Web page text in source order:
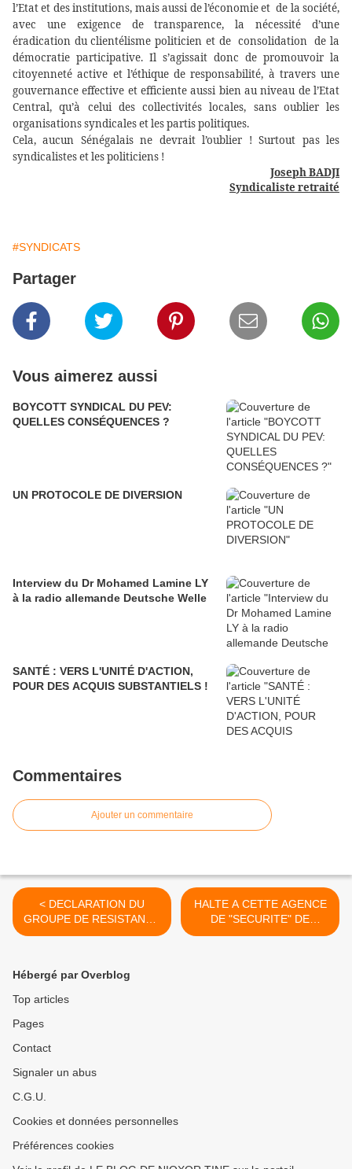
l’Etat et des institutions, mais aussi de l’économie et de la société,
avec une exigence de transparence, la nécessité d’une
éradication du clientélisme politicien et de consolidation de la
démocratie participative. Il s’agissait donc de promouvoir la
citoyenneté active et l’éthique de responsabilité, à travers une
gouvernance effective et efficiente aussi bien au niveau de l’Etat
Central, qu’à celui des collectivités locales, sans oublier les
organisations syndicales et les partis politiques.
Cela, aucun Sénégalais ne devrait l’oublier ! Surtout pas les
syndicalistes et les politiciens !
Joseph BADJI
Syndicaliste retraité
#SYNDICATS
Partager
Vous aimerez aussi
BOYCOTT SYNDICAL DU PEV:
QUELLES CONSÉQUENCES ?
UN PROTOCOLE DE DIVERSION
Interview du Dr Mohamed Lamine LY
à la radio allemande Deutsche Welle
SANTÉ : VERS L'UNITÉ D'ACTION,
POUR DES ACQUIS SUBSTANTIELS !
Commentaires
Ajouter un commentaire
< DECLARATION DU
GROUPE DE RESISTANCE
DU SUTSAS DU 04
HALTE A CETTE AGENCE
DE "SECURITE" DE
PROXIMITE !!! >
Hébergé par Overblog
Top articles
Pages
Contact
Signaler un abus
C.G.U.
Cookies et données personnelles
Préférences cookies